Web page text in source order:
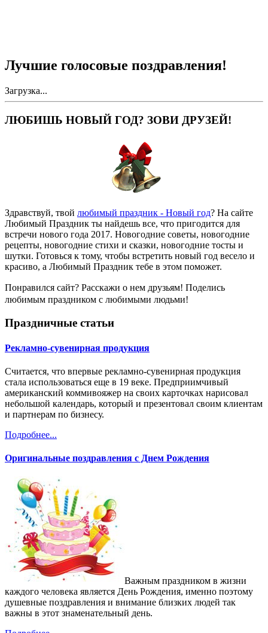
Лучшие голосовые поздравления!
Загрузка...
ЛЮБИШЬ НОВЫЙ ГОД? ЗОВИ ДРУЗЕЙ!
Здравствуй, твой любимый праздник - Новый год? На сайте
Любимый Праздник ты найдешь все, что пригодится для
встречи нового года 2017. Новогодние советы, новогодние
рецепты, новогодние стихи и сказки, новогодние тосты и
шутки. Готовься к тому, чтобы встретить новый год весело и
красиво, а Любимый Праздник тебе в этом поможет.
Понравился сайт? Расскажи о нем друзьям! Поделись
любимым праздником с любимыми людьми!
Праздничные статьи
Рекламно-сувенирная продукция
Считается, что впервые рекламно-сувенирная продукция
стала использоваться еще в 19 веке. Предприимчивый
американский коммивояжер на своих карточках нарисовал
небольшой календарь, который и презентовал своим клиентам
и партнерам по бизнесу.
Подробнее...
Оригинальные поздравления с Днем Рождения
Важным праздником в жизни
каждого человека является День Рождения, именно поэтому
душевные поздравления и внимание близких людей так
важны в этот знаменательный день.